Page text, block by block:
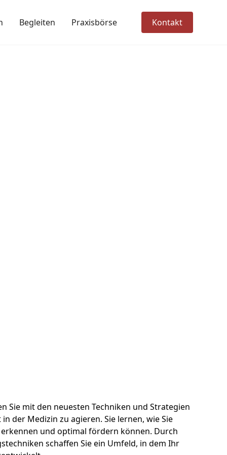
Begleiten Praxisbörse Kontakt
Sie mit den neuesten Techniken und Strategien
der Medizin zu agieren. Sie lernen, wie Sie
und optimal fördern können. Durch
schaffen Sie ein Umfeld, in dem Ihr